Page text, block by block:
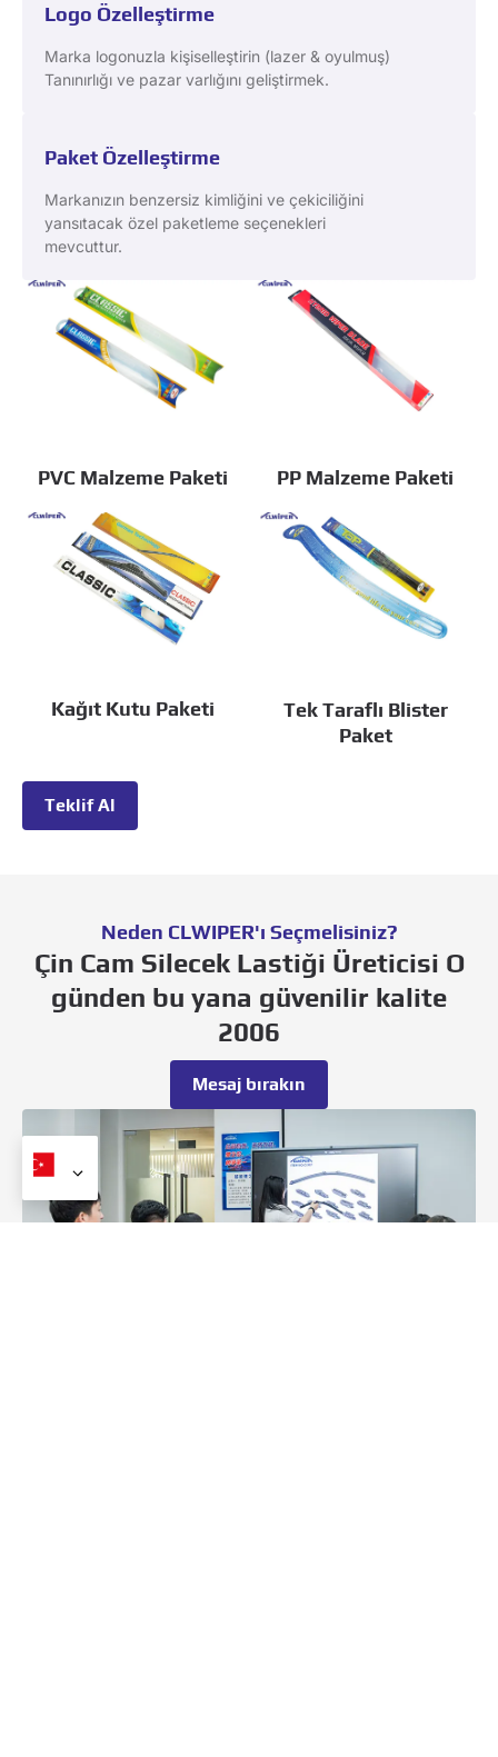
Logo Özelleştirme
Marka logonuzla kişiselleştirin (lazer & oyulmuş)
Tanınırlığı ve pazar varlığını geliştirmek.
Paket Özelleştirme
Markanızın benzersiz kimliğini ve çekiciliğini
yansıtacak özel paketleme seçenekleri
mevcuttur.
PVC Malzeme Paketi PP Malzeme Paketi
Kağıt Kutu Paketi
Tek Taraflı Blister
Paket
Teklif Al
Neden CLWIPER'ı Seçmelisiniz?
Çin Cam Silecek Lastiği Üreticisi O
günden bu yana güvenilir kalite
2006
Mesaj bırakın